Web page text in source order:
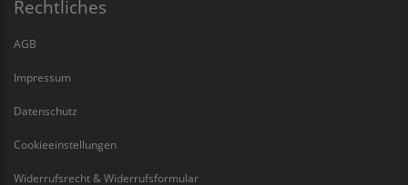
Rechtliches
AGB
Impressum
Datenschutz
Cookieeinstellungen
Widerrufsrecht & Widerrufsformular